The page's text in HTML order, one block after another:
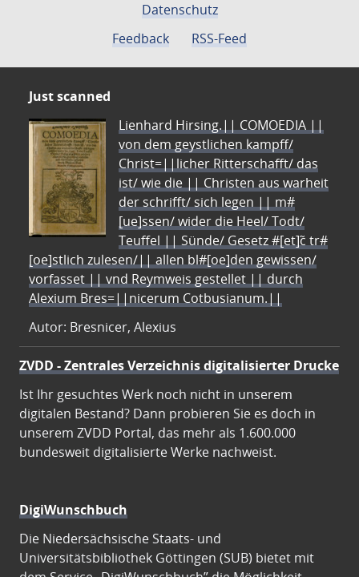
Datenschutz
Feedback
RSS-Feed
Just scanned
Lienhard Hirsing.|| COMOEDIA ||
von dem geystlichen kampff/
Christ=||licher Ritterschafft/ das
ist/ wie die || Christen aus warheit
der schrifft/ sich legen || m#
[ue]ssen/ wider die Heel/ Todt/
Teuffel || Sünde/ Gesetz #[et]c̃ tr#
[oe]stlich zulesen/|| allen bl#[oe]den gewissen/
vorfasset || vnd Reymweis gestellet || durch
Alexium Bres=||nicerum Cotbusianum.||
Autor: Bresnicer, Alexius
ZVDD - Zentrales Verzeichnis digitalisierter Drucke
Ist Ihr gesuchtes Werk noch nicht in unserem
digitalen Bestand? Dann probieren Sie es doch in
unserem ZVDD Portal, das mehr als 1.600.000
bundesweit digitalisierte Werke nachweist.
DigiWunschbuch
Die Niedersächsische Staats- und
Universitätsbibliothek Göttingen (SUB) bietet mit